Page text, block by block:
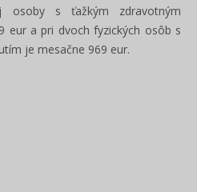
osoby s ťažkým zdravotným
eur a pri dvoch fyzických osôb s
je mesačne 969 eur.